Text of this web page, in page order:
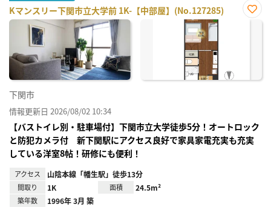
Kマンスリー下関市立大学前 1K-【中部屋】(No.127285)
お気
下関市
情報更新日 2026/08/02 10:34
【バストイレ別・駐車場付】下関市立大学徒歩5分！オートロック
と防犯カメラ付 新下関駅にアクセス良好で家具家電充実も充実
している洋室8帖！研修にも便利！
アクセス 山陰本線「幡生駅」徒歩13分
間取り 1K 面積 24.5m²
築年数 1996年 3月 築